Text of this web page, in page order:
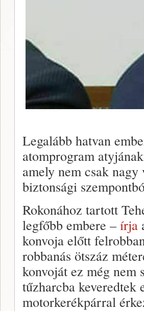
Legalább hatvan
atomprogram
amely nem csak nagy
biztonsági
Rokonához tartott
legfőbb embere – írja
konvoja előtt
robbanás ötszáz
konvoját ez még nem
tűzharcba
motorkerékpárral